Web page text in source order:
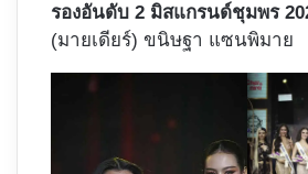
รองอันดับ 2 มิสแกรนด์ชุมพร
(มายเดียร์) ขนิษฐา แซนพิมาย